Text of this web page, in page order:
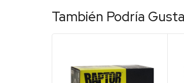
45.15 €
45.15 €
También Podría